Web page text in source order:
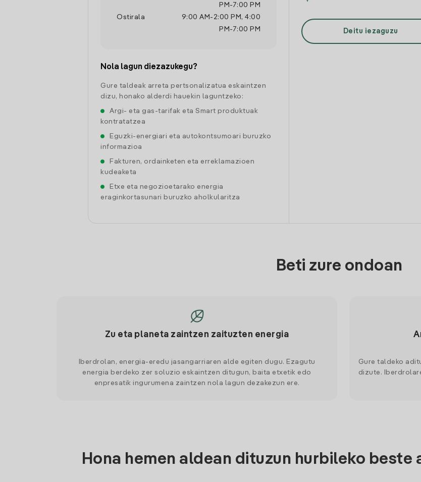
PM -7:00 PM
Ostirala
9:00 AM - 2:00 PM , 4:00
PM -7:00 PM
Nola lagun diezazukegu?
Gure taldeak arreta pertsonalizatua eskaintzen
dizu, honako alderdi hauekin laguntzeko:
Argi- eta gas-tarifak eta Smart produktuak
kontratatzea
Eguzki-energiari eta autokontsumoari buruzko
informazioa
Fakturen, ordainketen eta erreklamazioen
kudeaketa
Etxe eta negozioetarako energia
eraginkortasunari buruzko aholkularitza
Deitu iezaguzu
Beti zure ondoan
Zu eta planeta zaintzen zaituzten energia
Iberdrolan, energia-eredu jasangarriaren alde egiten dugu. Ezagutu
energia berdeko zer soluzio eskaintzen ditugun, baita etxetik edo
enpresatik ingurumena zaintzen nola lagun dezakezun ere.
Gure taldeko
dizute.
Hona hemen aldean dituzun hurbileko beste